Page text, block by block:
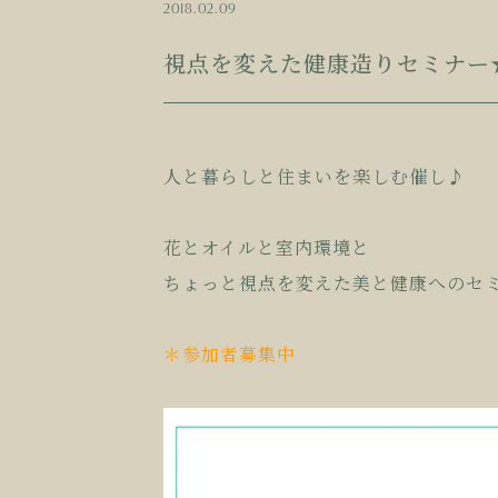
2018.02.09
視点を変えた健康造りセミナ
人と暮らしと住まいを楽しむ催し♪
花とオイルと室内環境と
ちょっと視点を変えた美と健康へのセ
＊参加者募集中